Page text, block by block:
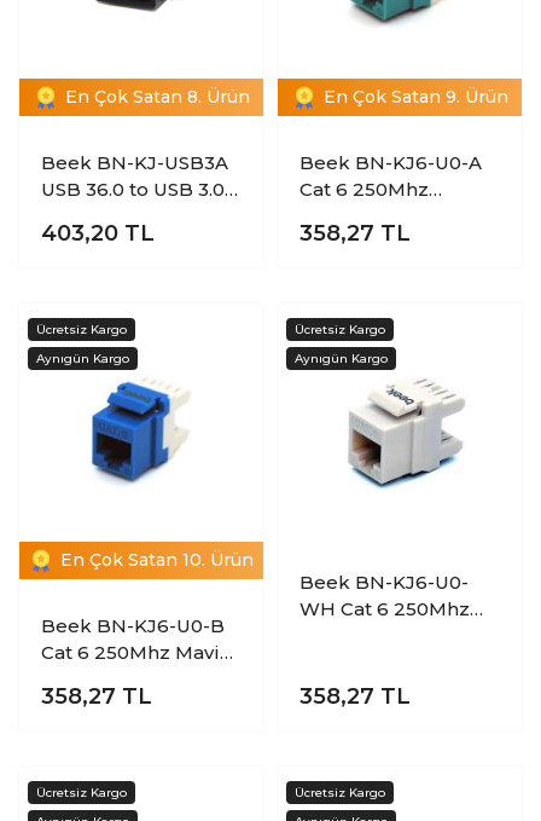
En Çok Satan 8. Ürün
Beek BN-KJ-USB3A
USB 36.0 to USB 3.0
Couper
403,20 TL
En Çok Satan 9. Ürün
Beek BN-KJ6-U0-A
Cat 6 250Mhz
Keystone Jack
358,27 TL
En Çok Satan 10. Ürün
Beek BN-KJ6-U0-B
Cat 6 250Mhz Mavi
358,27 TL
Beek BN-KJ6-U0-
WH Cat 6 250Mhz
358,27 TL